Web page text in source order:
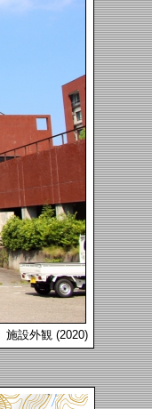
施設外観 (2020)